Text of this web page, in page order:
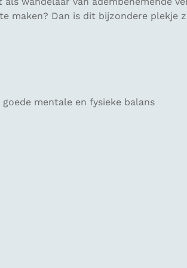
maken? Dan is dit bijzondere plekje
mentale en fysieke balans